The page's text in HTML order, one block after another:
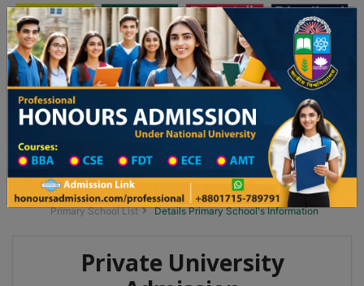
Toggle navigation অনার্স ভর্তি প্রফেশনাল অনার্স
Updates
২৬ শিক্ষাবর্ষের ১ম বর্ষের ভর্তি আবেদন বিজ্ঞপ্তি ঢাকা বিশ্ববিদ্যালয় ২০২৫-২৬ শিক্ষাবর্ষে
Division List
Primary School District Wise
Primary School in মোহাম্মদপুর
Primary School List
Details Primary School's Information
Private University